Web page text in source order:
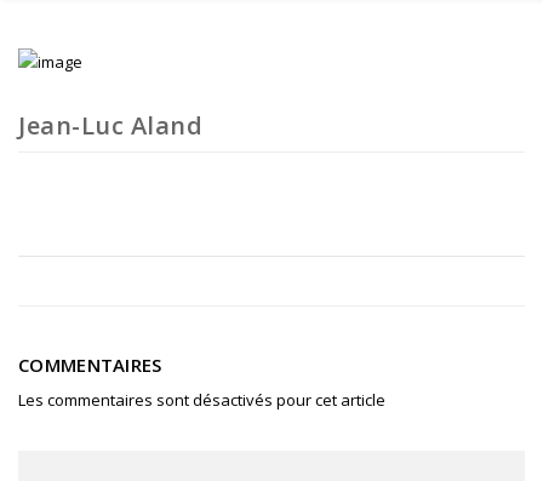
Jean-Luc Aland
COMMENTAIRES
Les commentaires sont désactivés pour cet article